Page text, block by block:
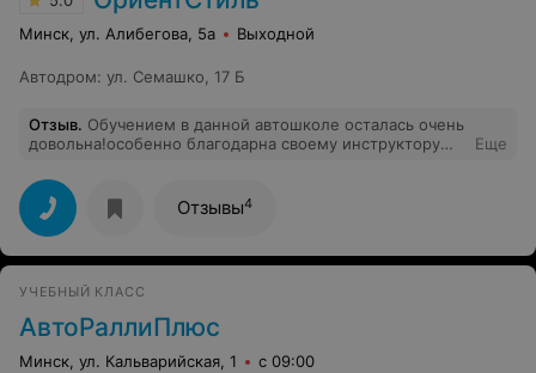
Минск, ул. Алибегова, 5а Выходной
Автодром: ул. Семашко, 17 Б
Отзыв. Обучением в данной автошколе осталась очень
довольна!особенно благодарна своему инструктору
встречу, помогал, многому научил!спасибо Вам за все!
Еще
Отзывы4
УЧЕБНЫЙ КЛАСС
АвтоРаллиПлюс
Минск, ул. Кальварийская, 1 с 09:00